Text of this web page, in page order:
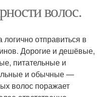
волос.
отправиться в
Дорогие и дешёвые,
питательные и
и обычные —
волос поражает